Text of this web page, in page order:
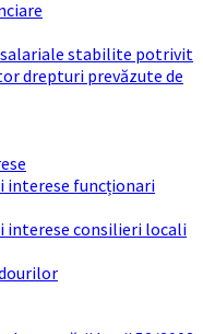
stabilite potrivit
drepturi prevăzute de
interese funcționari
interese consilieri locali